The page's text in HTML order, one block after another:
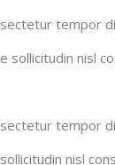
tempor
sollicitudin nisl
tempor
nisl